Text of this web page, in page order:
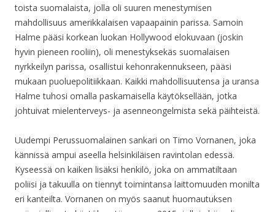
toista suomalaista, jolla oli suuren menestymisen
mahdollisuus amerikkalaisen vapaapainin parissa. Samoin
Halme pääsi korkean luokan Hollywood elokuvaan (joskin
hyvin pieneen rooliin), oli menestyksekäs suomalaisen
nyrkkeilyn parissa, osallistui kehonrakennukseen, pääsi
mukaan puoluepolitiikkaan. Kaikki mahdollisuutensa ja uransa
Halme tuhosi omalla paskamaisella käytöksellään, jotka
johtuivat mielenterveys- ja asenneongelmista sekä päihteistä.
Uudempi Perussuomalainen sankari on Timo Vornanen, joka
kännissä ampui aseella helsinkiläisen ravintolan edessä.
Kyseessä on kaiken lisäksi henkilö, joka on ammatiltaan
poliisi ja takuulla on tiennyt toimintansa laittomuuden monilta
eri kanteilta. Vornanen on myös saanut huomautuksen